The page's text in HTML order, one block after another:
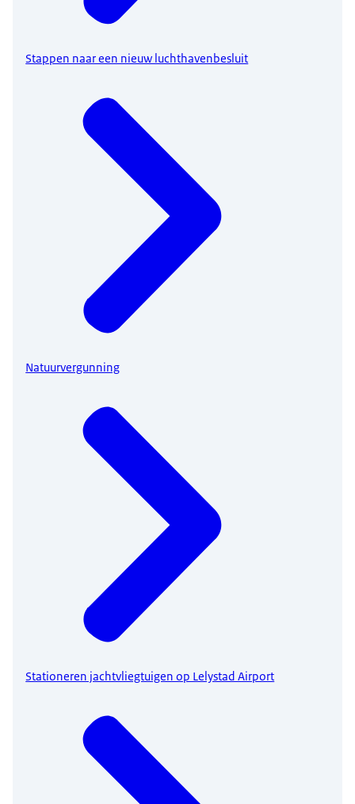
Stappen naar een nieuw luchthavenbesluit
Natuurvergunning
Stationeren jachtvliegtuigen op Lelystad Airport